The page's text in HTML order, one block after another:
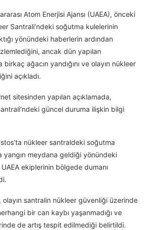
Atom Enerjisi Ajansı (UAEA), önceki
Santrali’ndeki soğutma kulelerinin
yönündeki haberlerin ardından
ancak dün yapılan
ağacın yandığını ve olayın nükleer
açıkladı.
sitesinden yapılan açıklamada,
güncel duruma ilişkin bilgi
nükleer santraldeki soğutma
yangın meydana geldiği yönündeki
ekiplerinin bölgede dumanı
olayın santralin nükleer güvenliği üzerinde
bir can kaybı yaşanmadığı ve
de artış tespit edilmediği belirtildi.